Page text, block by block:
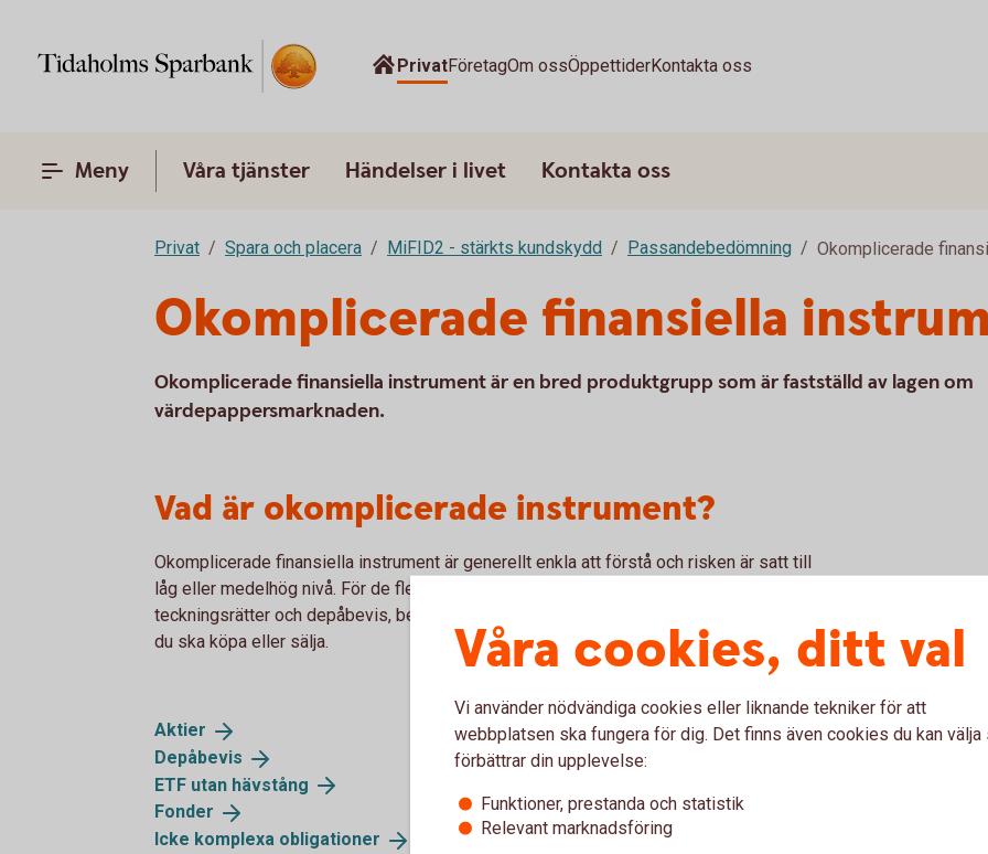
PrivatFöretagOm ossÖppettiderKontakta oss
Meny Våra tjänster Händelser i livet Kontakta oss
Privat Spara och placera MiFID2 - stärkts kundskydd Passandebedömning Okomplicerade
Okomplicerade finansiella
Okomplicerade finansiella instrument är en bred produktgrupp som är fastställd av lagen om
värdepappersmarknaden.
Vad är okomplicerade instrument?
Okomplicerade finansiella instrument är generellt enkla att förstå och risken är satt till
låg eller medelhög nivå. För de flesta okomplicerade värdepapper, med undantag för
teckningsrätter och depåbevis, behöver vi inte pröva om affären är passande för dig när
du ska köpa eller sälja.
Aktier
Depåbevis
ETF utan hävstång
Fonder
Icke komplexa obligationer
Våra cookies, ditt val
Vi använder nödvändiga cookies eller liknande tekniker för att
webbplatsen ska fungera för dig. Det finns även cookies du kan välja
förbättrar din upplevelse:
Funktioner, prestanda och statistik
Relevant marknadsföring